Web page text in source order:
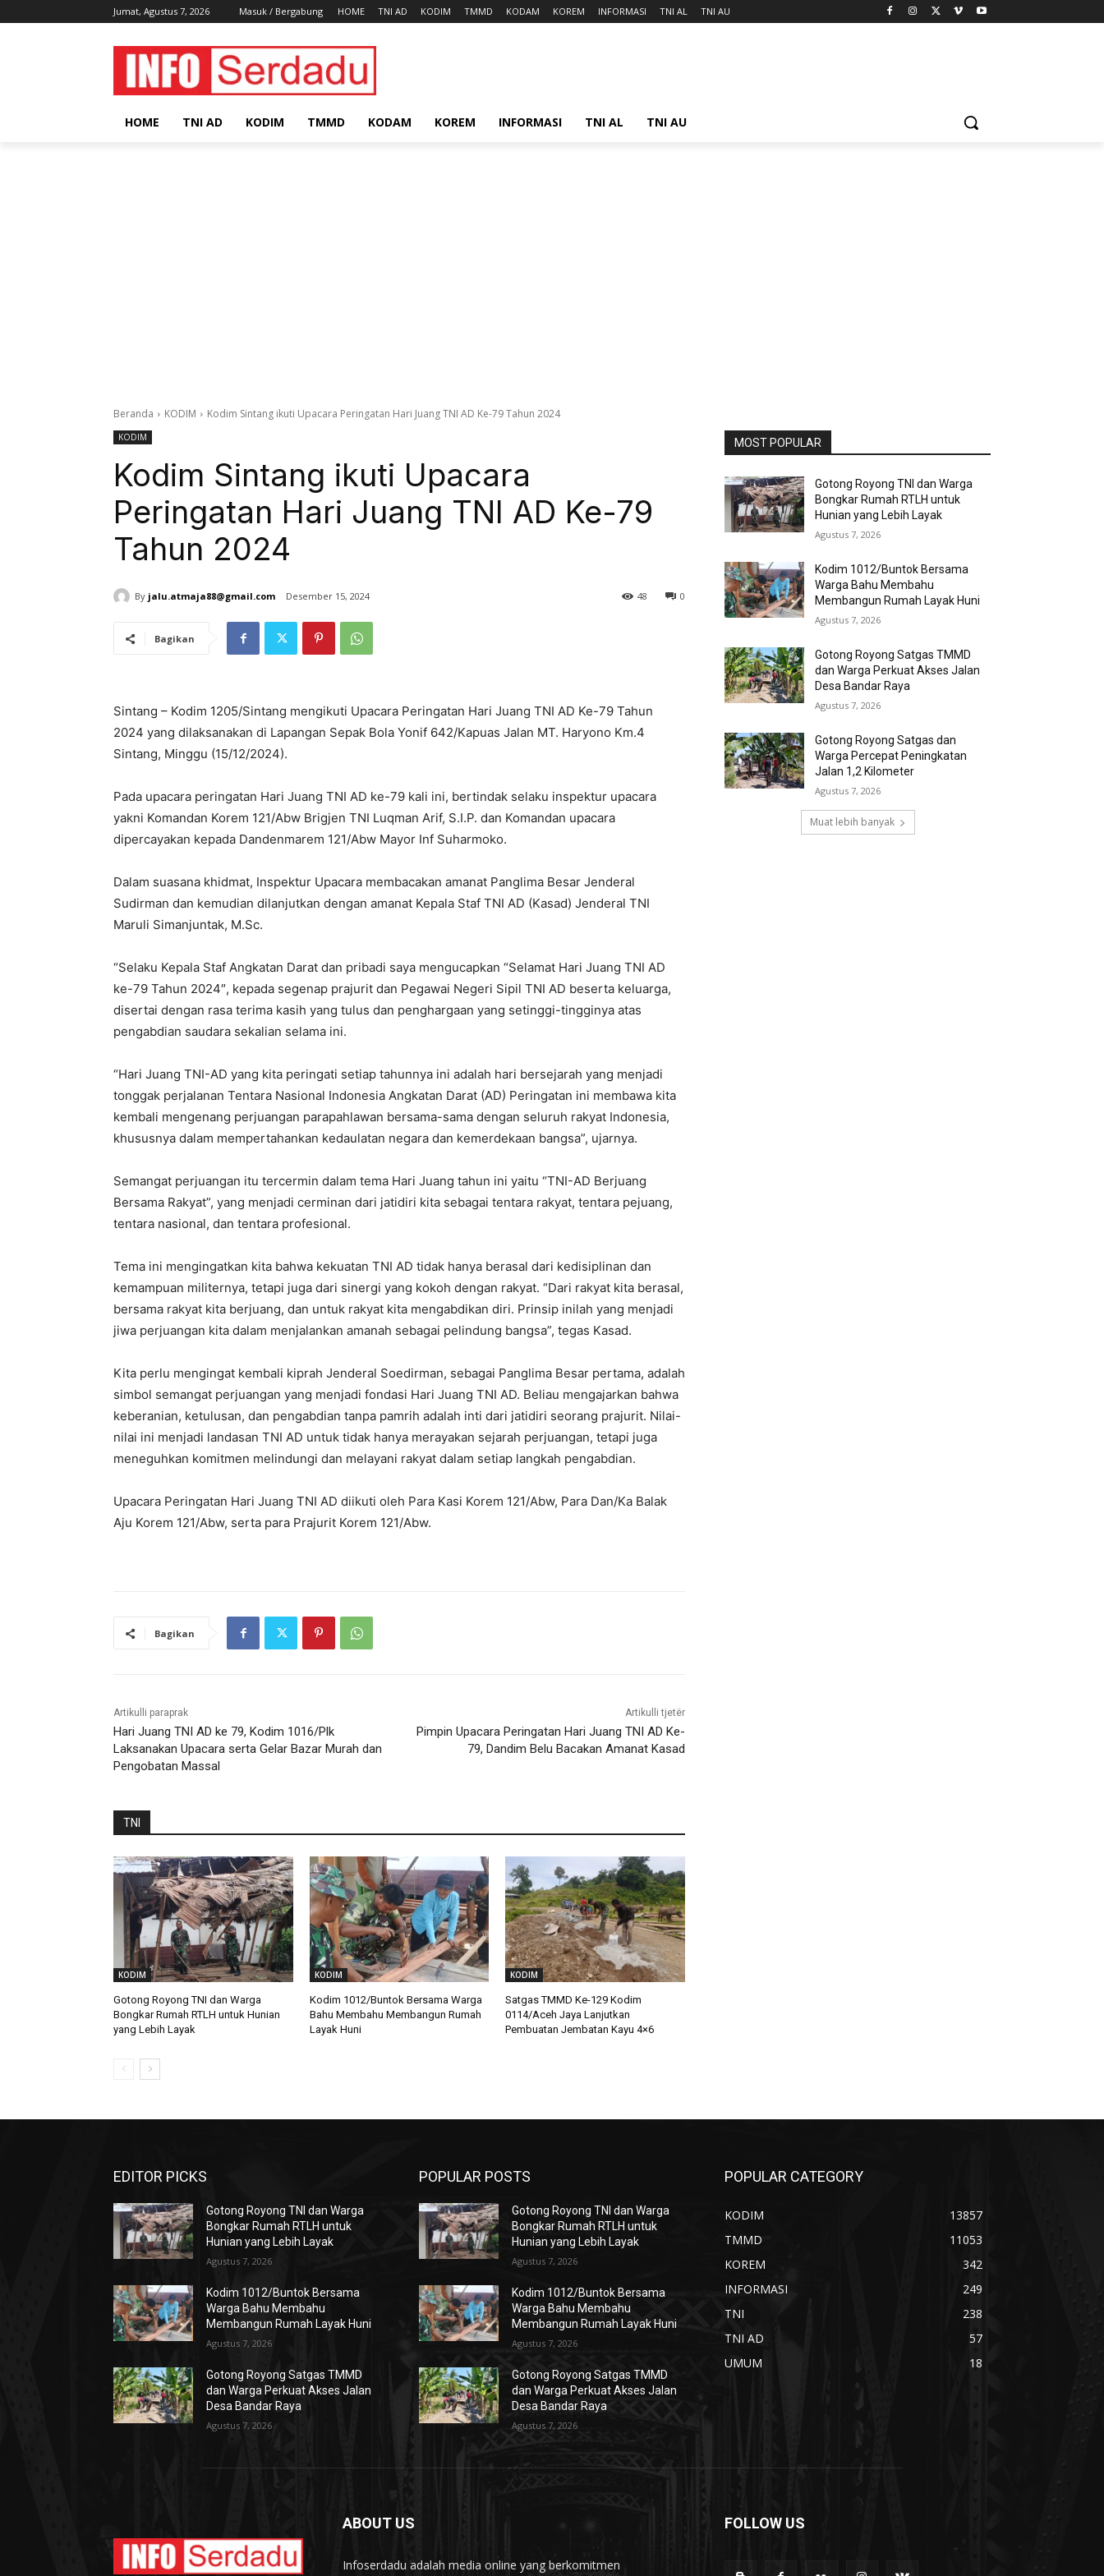
Jumat, Agustus 7, 2026 Masuk / Bergabung HOME TNI AD KODIM TMMD KODAM KOREM INFORMASI TNI AL TNI AU
HOME TNI AD KODIM TMMD KODAM KOREM INFORMASI TNI AL TNI AU
Beranda KODIM Kodim Sintang ikuti Upacara Peringatan Hari Juang TNI AD Ke-79 Tahun 2024
KODIM
Kodim Sintang ikuti Upacara
Peringatan Hari Juang TNI AD Ke-79
Tahun 2024
By jalu.atmaja88@gmail.com Desember 15, 2024 0
48
Bagikan
Sintang – Kodim 1205/Sintang mengikuti Upacara Peringatan Hari Juang TNI AD Ke-79 Tahun
2024 yang dilaksanakan di Lapangan Sepak Bola Yonif 642/Kapuas Jalan MT. Haryono Km.4
Sintang, Minggu (15/12/2024).
Pada upacara peringatan Hari Juang TNI AD ke-79 kali ini, bertindak selaku inspektur upacara
yakni Komandan Korem 121/Abw Brigjen TNI Luqman Arif, S.I.P. dan Komandan upacara
dipercayakan kepada Dandenmarem 121/Abw Mayor Inf Suharmoko.
Dalam suasana khidmat, Inspektur Upacara membacakan amanat Panglima Besar Jenderal
Sudirman dan kemudian dilanjutkan dengan amanat Kepala Staf TNI AD (Kasad) Jenderal TNI
Maruli Simanjuntak, M.Sc.
“Selaku Kepala Staf Angkatan Darat dan pribadi saya mengucapkan “Selamat Hari Juang TNI AD
ke-79 Tahun 2024″, kepada segenap prajurit dan Pegawai Negeri Sipil TNI AD beserta keluarga,
disertai dengan rasa terima kasih yang tulus dan penghargaan yang setinggi-tingginya atas
pengabdian saudara sekalian selama ini.
“Hari Juang TNI-AD yang kita peringati setiap tahunnya ini adalah hari bersejarah yang menjadi
tonggak perjalanan Tentara Nasional Indonesia Angkatan Darat (AD) Peringatan ini membawa kita
kembali mengenang perjuangan parapahlawan bersama-sama dengan seluruh rakyat Indonesia,
khususnya dalam mempertahankan kedaulatan negara dan kemerdekaan bangsa”, ujarnya.
Semangat perjuangan itu tercermin dalam tema Hari Juang tahun ini yaitu “TNI-AD Berjuang
Bersama Rakyat”, yang menjadi cerminan dari jatidiri kita sebagai tentara rakyat, tentara pejuang,
tentara nasional, dan tentara profesional.
Tema ini mengingatkan kita bahwa kekuatan TNI AD tidak hanya berasal dari kedisiplinan dan
kemampuan militernya, tetapi juga dari sinergi yang kokoh dengan rakyat. “Dari rakyat kita berasal,
bersama rakyat kita berjuang, dan untuk rakyat kita mengabdikan diri. Prinsip inilah yang menjadi
jiwa perjuangan kita dalam menjalankan amanah sebagai pelindung bangsa”, tegas Kasad.
Kita perlu mengingat kembali kiprah Jenderal Soedirman, sebagai Panglima Besar pertama, adalah
simbol semangat perjuangan yang menjadi fondasi Hari Juang TNI AD. Beliau mengajarkan bahwa
keberanian, ketulusan, dan pengabdian tanpa pamrih adalah inti dari jatidiri seorang prajurit. Nilai-
nilai ini menjadi landasan TNI AD untuk tidak hanya merayakan sejarah perjuangan, tetapi juga
meneguhkan komitmen melindungi dan melayani rakyat dalam setiap langkah pengabdian.
Upacara Peringatan Hari Juang TNI AD diikuti oleh Para Kasi Korem 121/Abw, Para Dan/Ka Balak
Aju Korem 121/Abw, serta para Prajurit Korem 121/Abw.
Bagikan
Artikulli paraprak
Hari Juang TNI AD ke 79, Kodim 1016/Plk
Laksanakan Upacara serta Gelar Bazar Murah dan
Pengobatan Massal
Artikulli tjetër
Pimpin Upacara Peringatan Hari Juang TNI AD Ke-
79, Dandim Belu Bacakan Amanat Kasad
TNI
KODIM
Gotong Royong TNI dan Warga
Bongkar Rumah RTLH untuk Hunian
yang Lebih Layak
KODIM
Kodim 1012/Buntok Bersama Warga
Bahu Membahu Membangun Rumah
Layak Huni
KODIM
Satgas TMMD Ke-129 Kodim
0114/Aceh Jaya Lanjutkan
Pembuatan Jembatan Kayu 4×6
MOST POPULAR
Gotong Royong TNI dan Warga
Bongkar Rumah RTLH untuk
Hunian yang Lebih Layak
Agustus 7, 2026
Kodim 1012/Buntok Bersama
Warga Bahu Membahu
Membangun Rumah Layak Huni
Agustus 7, 2026
Gotong Royong Satgas TMMD
dan Warga Perkuat Akses Jalan
Desa Bandar Raya
Agustus 7, 2026
Gotong Royong Satgas dan
Warga Percepat Peningkatan
Jalan 1,2 Kilometer
Agustus 7, 2026
Muat lebih banyak
EDITOR PICKS
Gotong Royong TNI dan Warga
Bongkar Rumah RTLH untuk
Hunian yang Lebih Layak
Agustus 7, 2026
Kodim 1012/Buntok Bersama
Warga Bahu Membahu
Membangun Rumah Layak Huni
Agustus 7, 2026
Gotong Royong Satgas TMMD
dan Warga Perkuat Akses Jalan
Desa Bandar Raya
Agustus 7, 2026
POPULAR POSTS
Gotong Royong TNI dan Warga
Bongkar Rumah RTLH untuk
Hunian yang Lebih Layak
Agustus 7, 2026
Kodim 1012/Buntok Bersama
Warga Bahu Membahu
Membangun Rumah Layak Huni
Agustus 7, 2026
Gotong Royong Satgas TMMD
dan Warga Perkuat Akses Jalan
Desa Bandar Raya
Agustus 7, 2026
POPULAR CATEGORY
KODIM
13857
TMMD
11053
KOREM
342
INFORMASI
249
TNI
238
TNI AD
57
UMUM
18
ABOUT US
Infoserdadu adalah media online yang berkomitmen
FOLLOW US